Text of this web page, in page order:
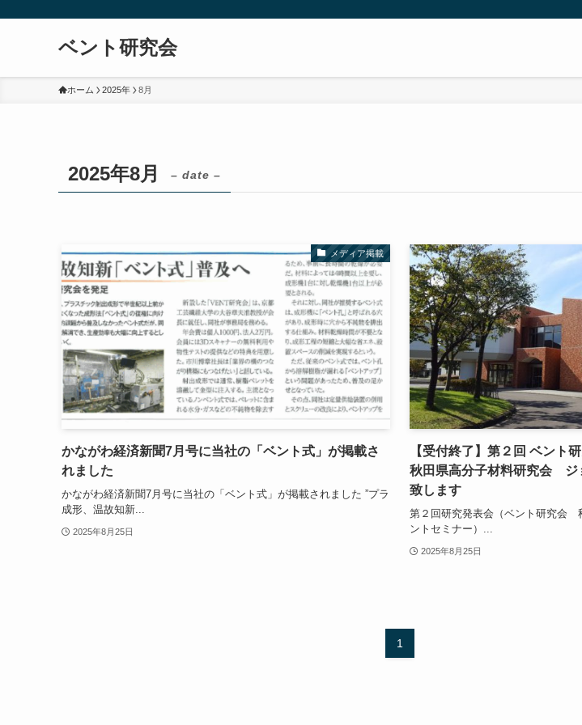
ベント研究会
ホーム 2025年 8月
2025年8月 – date –
メディア掲載
かながわ経済新聞7月号に当社の「ベント式」が掲載さ
れました
かながわ経済新聞7月号に当社の「ベント式」が掲載されました ”プラ
成形、温故知新...
2025年8月25日
【受付終了】第２回 ベント
秋田県高分子材料研究会 ジ
致します
第２回研究発表会（ベント研究会
ントセミナー）...
2025年8月25日
1